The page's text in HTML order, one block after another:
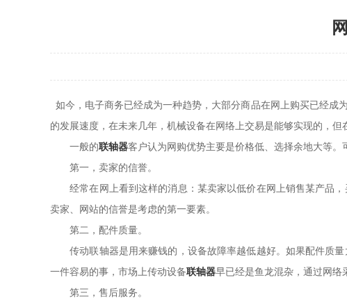
如今，电子商务已经成为一种趋势，大部分商品在网上购买已经成
的发展速度，在未来几年，机械设备在网络上交易是能够实现的，但
一般的联轴器客户认为网购优势主要是价格低、选择余地大等
第一，卖家的信誉。
经常在网上看到这样的消息：某卖家以低价在网上销售某产品，
卖家、网站的信誉是考虑的第一要素。
第二，配件质量。
传动联轴器是用来赚钱的，设备故障率越低越好。如果配件质量
一件容易的事，市场上传动设备联轴器早已经是鱼龙混杂，通过网络
第三，售后服务。